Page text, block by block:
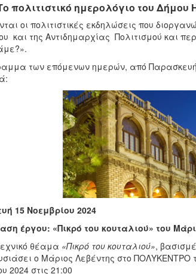
πολιτιστικό ημερολόγιο του Δήμου
οι πολιτιστικές εκδηλώσεις που
και της Αντιδημαρχίας Πολιτισμού και
των επόμενων ημερών, από Παρασκευή
15 Νοεμβρίου 2024
έργου: «Πικρό του κουταλιού» του
θέαμα «Πικρό του κουταλιού»,
ο Μάριος Λεβέντης στο ΠΟΛΥΚΕΝΤΡΟ
2024 στις 21:00